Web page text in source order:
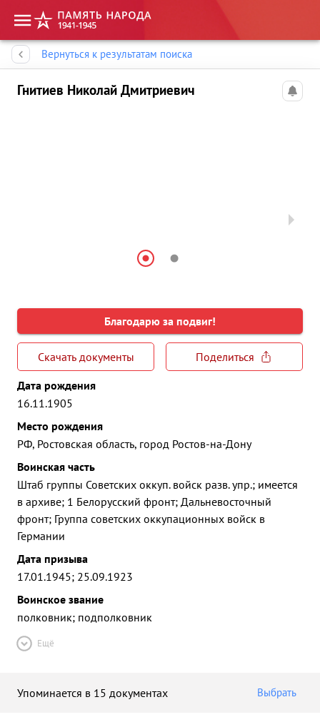
Вернуться к результатам поиска
Гнитиев Николай Дмитриевич
Благодарю за подвиг!
Скачать документы
Поделиться
Дата рождения
16.11.1905
Место рождения
РФ, Ростовская область, город Ростов-на-Дону
Воинская часть
Штаб группы Советских оккуп. войск разв. упр.; имеется
в архиве; 1 Белорусский фронт; Дальневосточный
фронт; Группа советских оккупационных войск в
Германии
Дата призыва
17.01.1945; 25.09.1923
Воинское звание
полковник; подполковник
Ещё
Упоминается в 15 документах Выбрать
Память народа